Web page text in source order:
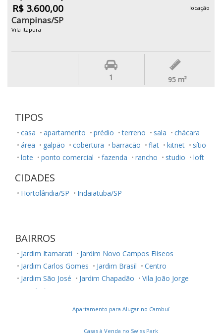
R$ 3.600,00 locação
Campinas/SP
Vila Itapura
1 95 m²
TIPOS
casa apartamento prédio terreno sala
chácara
área
galpão cobertura barracão flat kitnet
sítio
lote
ponto comercial fazenda rancho studio loft
CIDADES
Hortolândia/SP Indaiatuba/SP
BAIRROS
Jardim Itamarati
Jardim Novo Campos Eliseos
Jardim Carlos Gomes
Jardim Brasil
Centro
Jardim São José
Jardim Chapadão
Vila João Jorge
Cambuí
Apartamento para Alugar no Cambuí
Casas à Venda no Swiss Park